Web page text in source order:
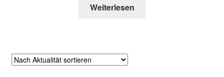
Weiterlesen